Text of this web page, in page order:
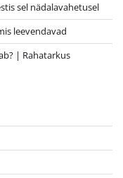
sel nädalavahetusel
leevendavad
| Rahatarkus